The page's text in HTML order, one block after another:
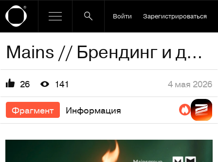
Войти Зарегистрироваться
Mains // Брендинг и дизайн-поддержка страхового брокера
26 141 4 мая 2026
Фрагмент Информация